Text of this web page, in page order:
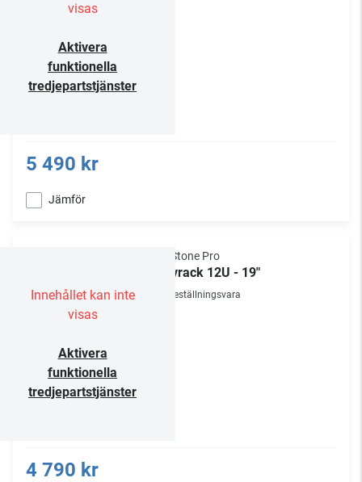
visas
Aktivera
funktionella
tredjepartstjänster
5 490 kr
Jämför
Innehållet kan inte
visas
Aktivera
funktionella
tredjepartstjänster
NorStone Pro
Golvrack 12U - 19"
Beställningsvara
4 790 kr